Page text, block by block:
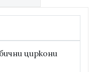
циркони